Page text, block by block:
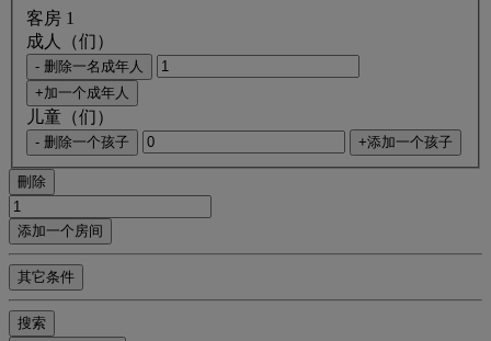
客房 1
成人（们）
- 删除一名成年人
+加一个成年人
儿童（们）
- 删除一个孩子 +添加一个孩子
刪除
添加一个房间
其它条件
搜索